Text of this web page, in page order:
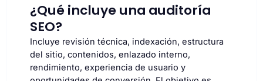
¿Qué incluye una auditoría
SEO?
Incluye revisión técnica, indexación, estructura
del sitio, contenidos, enlazado interno,
rendimiento, experiencia de usuario y